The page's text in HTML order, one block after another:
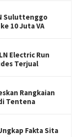
Suluttenggo
10 Juta VA
Electric Run
Terjual
Rangkaian
Tentena
Fakta Sita